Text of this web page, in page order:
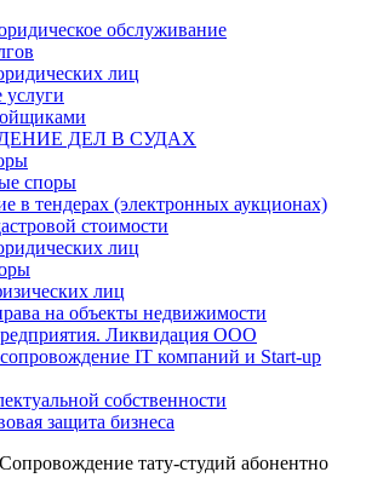
обслуживание
лиц
услуги
ДЕЛ В СУДАХ
споры
в тендерах (электронных аукционах)
стоимости
лиц
лиц
на объекты недвижимости
Ликвидация ООО
IT компаний и Start-up
собственности
защита бизнеса
Сопровождение тату-студий абонентно